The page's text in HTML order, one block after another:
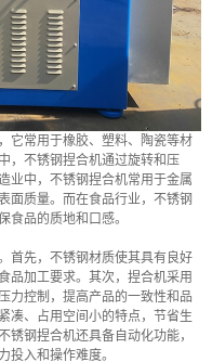
它常用于橡胶、塑料、陶瓷等材
，不锈钢捏合机通过旋转和压
业中，不锈钢捏合机常用于金属
面质量。而在食品行业，不锈钢
食品的质地和口感。
首先，不锈钢材质使其具有良好
品加工要求。其次，捏合机采用
力控制，提高产品的一致性和品
凑、占用空间小的特点，节省生
锈钢捏合机还具备自动化功能，
投入和操作难度。